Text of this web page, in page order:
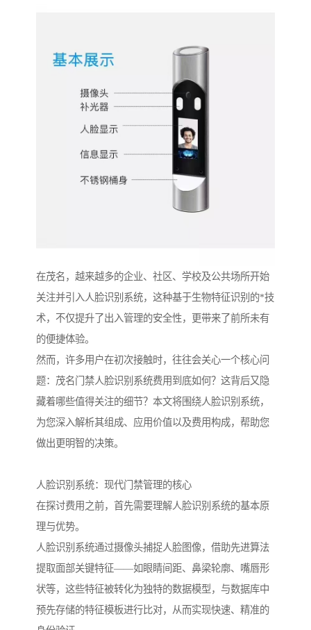
在茂名，越来越多的企业、社区、学校及公共场所开始
关注并引入人脸识别系统，这种基于生物特征识别的*技
术，不仅提升了出入管理的安全性，更带来了前所未有
的便捷体验。
然而，许多用户在初次接触时，往往会关心一个核心问
题：茂名门禁人脸识别系统费用到底如何？这背后又隐
藏着哪些值得关注的细节？本文将围绕人脸识别系统，
为您深入解析其组成、应用价值以及费用构成，帮助您
做出更明智的决策。
人脸识别系统：现代门禁管理的核心
在探讨费用之前，首先需要理解人脸识别系统的基本原
理与优势。
人脸识别系统通过摄像头捕捉人脸图像，借助先进算法
提取面部关键特征——如眼睛间距、鼻梁轮廓、嘴唇形
状等，这些特征被转化为独特的数据模型，与数据库中
预先存储的特征模板进行比对，从而实现快速、精准的